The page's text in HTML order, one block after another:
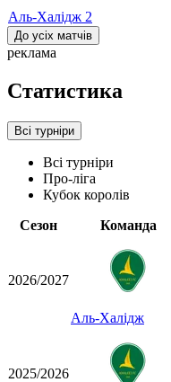
Аль-Халідж 2
До усіх матчів
реклама
Статистика
Всі турніри
Всі турніри
Про-ліга
Кубок королів
Сезон
Команда
2026/2027
Аль-Халідж
2025/2026